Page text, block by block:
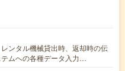
ンタル機械貸出時、返却時の伝
ムへの各種データ入力…